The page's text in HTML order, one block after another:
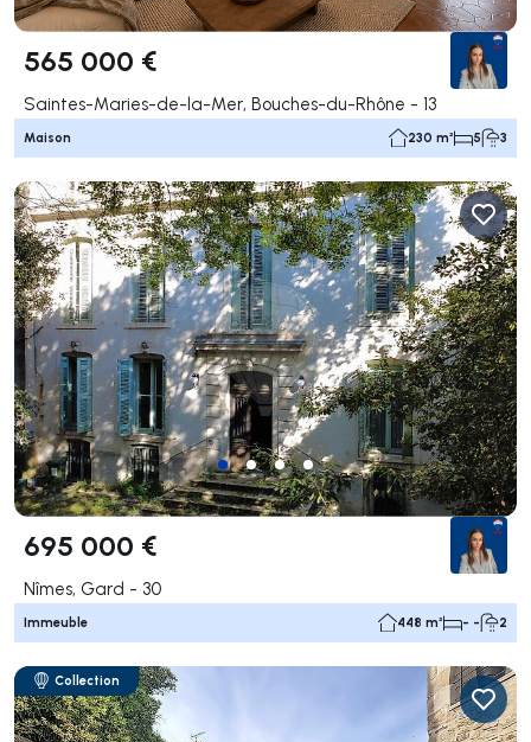
565 000 €
Saintes-Maries-de-la-Mer, Bouches-du-Rhône - 13
Maison 230 m² 5 3
695 000 €
Nîmes, Gard - 30
Immeuble 448 m² - - 2
Collection